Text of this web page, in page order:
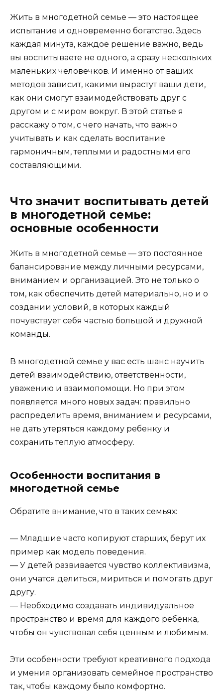
Жить в многодетной семье — это настоящее
испытание и одновременно богатство. Здесь
каждая минута, каждое решение важно, ведь
вы воспитываете не одного, а сразу нескольких
маленьких человечков. И именно от ваших
методов зависит, какими вырастут ваши дети,
как они смогут взаимодействовать друг с
другом и с миром вокруг. В этой статье я
расскажу о том, с чего начать, что важно
учитывать и как сделать воспитание
гармоничным, теплыми и радостными его
составляющими.
Что значит воспитывать детей
в многодетной семье:
основные особенности
Жить в многодетной семье — это постоянное
балансирование между личными ресурсами,
вниманием и организацией. Это не только о
том, как обеспечить детей материально, но и о
создании условий, в которых каждый
почувствует себя частью большой и дружной
команды.
В многодетной семье у вас есть шанс научить
детей взаимодействию, ответственности,
уважению и взаимопомощи. Но при этом
появляется много новых задач: правильно
распределить время, вниманием и ресурсами,
не дать утеряться каждому ребенку и
сохранить теплую атмосферу.
Особенности воспитания в
многодетной семье
Обратите внимание, что в таких семьях:
— Младшие часто копируют старших, берут их
пример как модель поведения.
— У детей развивается чувство коллективизма,
они учатся делиться, мириться и помогать друг
другу.
— Необходимо создавать индивидуальное
пространство и время для каждого ребёнка,
чтобы он чувствовал себя ценным и любимым.
Эти особенности требуют креативного подхода
и умения организовать семейное пространство
так, чтобы каждому было комфортно.